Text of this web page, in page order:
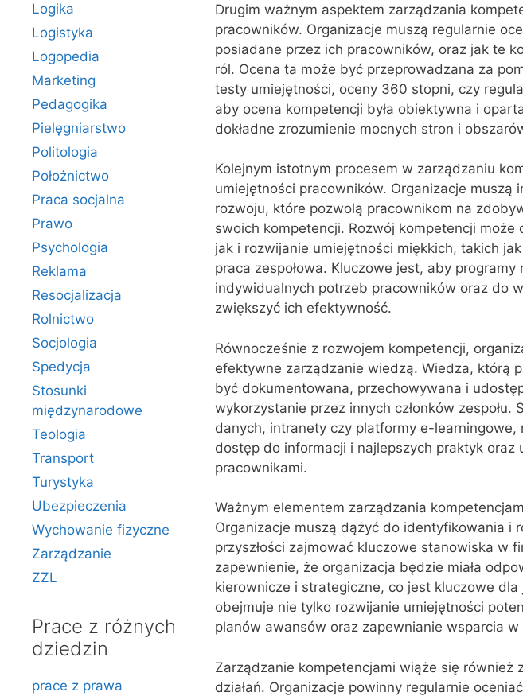
Drugim ważnym aspektem zarządzania
pracowników. Organizacje muszą regularnie
posiadane przez ich pracowników, oraz jak te
ról. Ocena ta może być przeprowadzana za
testy umiejętności, oceny 360 stopni, czy
aby ocena kompetencji była obiektywna i
dokładne zrozumienie mocnych stron i
Kolejnym istotnym procesem w zarządzaniu
umiejętności pracowników. Organizacje
rozwoju, które pozwolą pracownikom na
swoich kompetencji. Rozwój kompetencji
jak i rozwijanie umiejętności miękkich, takich
praca zespołowa. Kluczowe jest, aby
indywidualnych potrzeb pracowników oraz do
zwiększyć ich efektywność.
Równocześnie z rozwojem kompetencji,
efektywne zarządzanie wiedzą. Wiedza, którą
być dokumentowana, przechowywana i
wykorzystanie przez innych członków
danych, intranety czy platformy e-learningowe,
dostęp do informacji i najlepszych praktyk
pracownikami.
Ważnym elementem zarządzania
Organizacje muszą dążyć do identyfikowania i
przyszłości zajmować kluczowe stanowiska w
zapewnienie, że organizacja będzie miała
kierownicze i strategiczne, co jest kluczowe
obejmuje nie tylko rozwijanie umiejętności
planów awansów oraz zapewnianie wsparcia
Zarządzanie kompetencjami wiąże się również
działań. Organizacje powinny regularnie
Logika
Logistyka
Logopedia
Marketing
Pedagogika
Pielęgniarstwo
Politologia
Położnictwo
Praca socjalna
Prawo
Psychologia
Reklama
Resocjalizacja
Rolnictwo
Socjologia
Spedycja
Stosunki
międzynarodowe
Teologia
Transport
Turystyka
Ubezpieczenia
Wychowanie fizyczne
Zarządzanie
ZZL
Prace z różnych
dziedzin
prace z prawa